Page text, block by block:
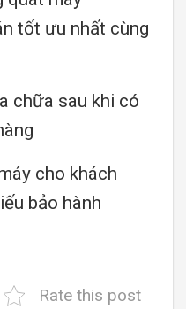
tốt ưu nhất cùng
chữa sau khi có
cho khách
bảo hành
Rate this post